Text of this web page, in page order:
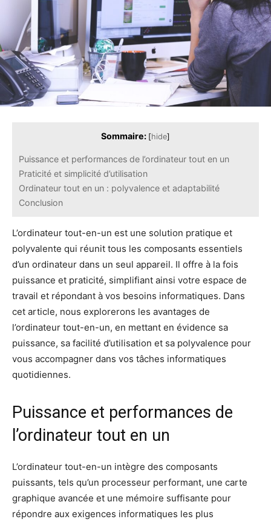
Sommaire: [hide]
Puissance et performances de l’ordinateur tout en un
Praticité et simplicité d’utilisation
Ordinateur tout en un : polyvalence et adaptabilité
Conclusion
L’ordinateur tout-en-un est une solution pratique et
polyvalente qui réunit tous les composants essentiels
d’un ordinateur dans un seul appareil. Il offre à la fois
puissance et praticité, simplifiant ainsi votre espace de
travail et répondant à vos besoins informatiques. Dans
cet article, nous explorerons les avantages de
l’ordinateur tout-en-un, en mettant en évidence sa
puissance, sa facilité d’utilisation et sa polyvalence pour
vous accompagner dans vos tâches informatiques
quotidiennes.
Puissance et performances de
l’ordinateur tout en un
L’ordinateur tout-en-un intègre des composants
puissants, tels qu’un processeur performant, une carte
graphique avancée et une mémoire suffisante pour
répondre aux exigences informatiques les plus